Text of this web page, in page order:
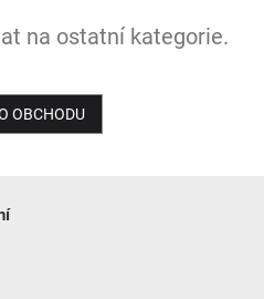
na ostatní kategorie.
OBCHODU